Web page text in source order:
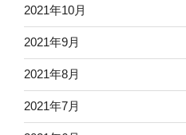
2021年10月
2021年9月
2021年8月
2021年7月